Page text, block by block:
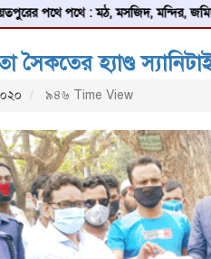
পথে পথে : মঠ, মসজিদ, মন্দির,
সৈকতের হ্যাণ্ড
৯৪৬ Time View